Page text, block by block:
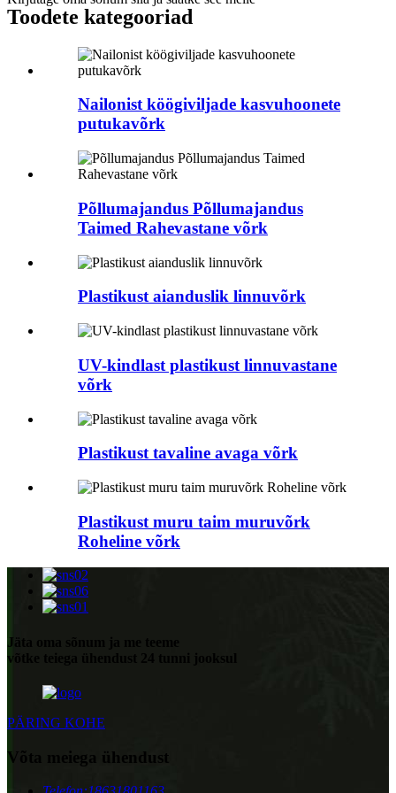
Toodete kategooriad
Nailonist köögiviljade kasvuhoonete
putukavõrk
Põllumajandus Põllumajandus
Taimed Rahevastane võrk
Plastikust aianduslik linnuvõrk
UV-kindlast plastikust linnuvastane
võrk
Plastikust tavaline avaga võrk
Plastikust muru taim muruvõrk
Roheline võrk
Jäta oma sõnum ja me teeme
võtke teiega ühendust 24 tunni jooksul
PÄRING KOHE
Võta meiega ühendust